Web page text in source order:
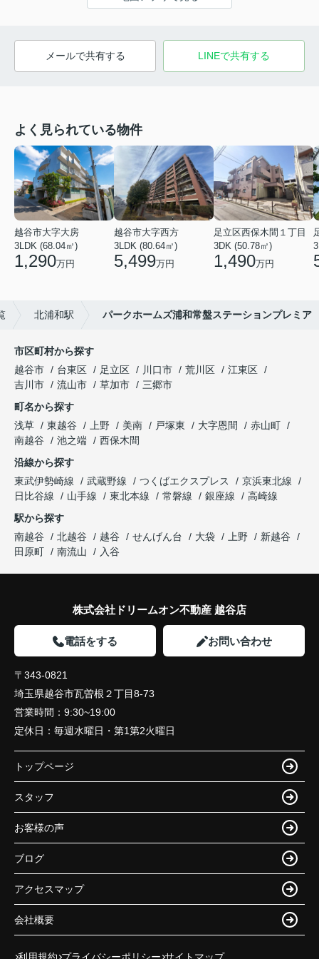
メールで共有する LINEで共有する
よく見られている物件
越谷市大字大房
3LDK (68.04㎡)
1,290万円
越谷市大字西方
3LDK (80.64㎡)
5,499万円
足立区西保木間１丁目
3DK (50.78㎡)
1,490万円
北浦和駅 パークホームズ浦和常盤ステーションプレミア
市区町村から探す
越谷市
台東区 足立区 川口市 荒川区
江東区
吉川市
流山市 草加市
三郷市
町名から探す
浅草
東越谷 上野 美南 戸塚東 大字恩間
赤山町
南越谷
池之端
西保木間
沿線から探す
東武伊勢崎線
武蔵野線 つくばエクスプレス
京浜東北線
日比谷線
山手線 東北本線 常磐線 銀座線
高崎線
駅から探す
南越谷
北越谷 越谷 せんげん台 大袋 上野
新越谷
田原町
南流山 入谷
株式会社ドリームオン不動産 越谷店
電話をする お問い合わせ
〒343-0821
埼玉県越谷市瓦曽根２丁目8-73
営業時間： 9:30~19:00
定休日： 毎週水曜日・第1第2火曜日
トップページ
スタッフ
お客様の声
ブログ
アクセスマップ
会社概要